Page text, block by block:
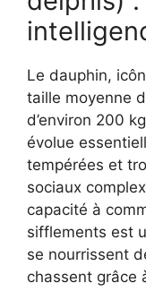
Le dauphin,
taille moyenne
d’environ 200
évolue
tempérées et
sociaux
capacité à
sifflements est
se nourrissent
chassent grâce